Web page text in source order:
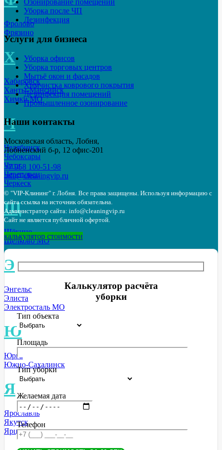
Фролово
Фрязино
Х
Хабаровск
Ханты-Мансийск
Химки МО
Ч
Челябинск
Чебоксары
Чита
Череповец
Черкеск
Щ
Щёкино
Щёлково МО
Э
Энгельс
Элиста
Электросталь МО
Ю
Юрга
Южно-Сахалинск
Я
Ярославль
Якутск
Ярцево
Озонирование помещений
Уборка после ЧП
Дезинфекция
Услуги для бизнеса
Уборка офисов
Уборка торговых центров
Мытьё окон и фасадов
Химчистка коврового покрытия
Дезинфекция помещений
Промышленное озонирование
Наши контакты
Московская область, Лобня,
Лобненский б-р, 12 офис-201
+7 958 100-51-98
info@cleaningvip.ru
© "VIP-Клининг" г. Лобня. Все права защищены. Используя информацию с
сайта ссылка на источник обязательна.
Администратор сайта: info@cleaningvip.ru
Сайт не является публичной офертой.
калькулятор стоимости
Калькулятор расчёта
уборки
Тип объекта
Площадь
Тип уборки
Желаемая дата
Телефон